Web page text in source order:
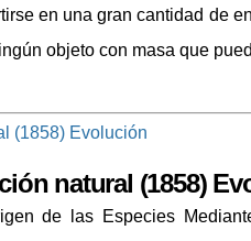
en una gran cantidad de
objeto con masa que
natural (1858)
de las Especies